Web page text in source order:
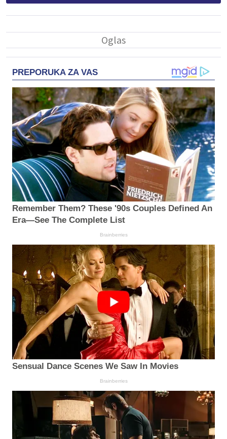
PREPORUKA ZA VAS
Remember Them? These '90s Couples Defined An
Era—See The Complete List
Brainberries
Sensual Dance Scenes We Saw In Movies
Brainberries